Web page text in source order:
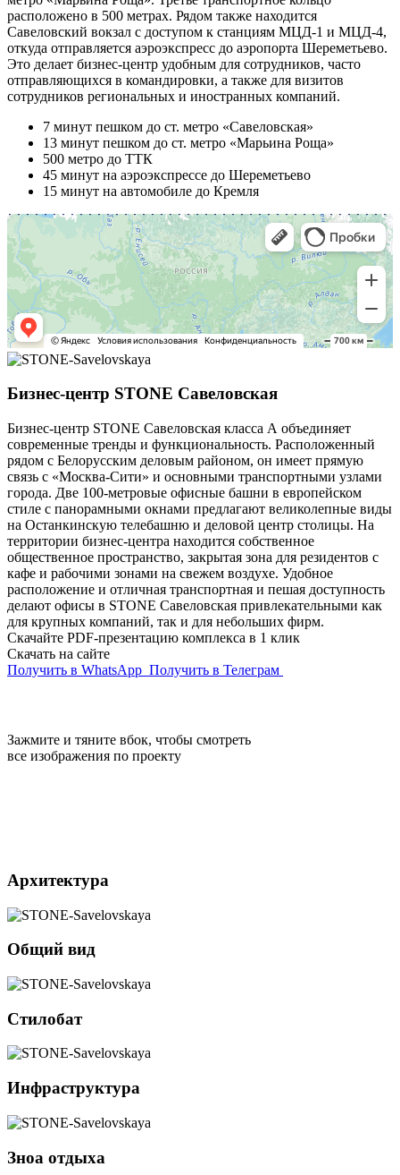
расположено в 500 метрах. Рядом также находится
Савеловский вокзал с доступом к станциям МЦД-1 и МЦД-4,
откуда отправляется аэроэкспресс до аэропорта Шереметьево.
Это делает бизнес-центр удобным для сотрудников, часто
отправляющихся в командировки, а также для визитов
сотрудников региональных и иностранных компаний.
7 минут пешком до ст. метро «Савеловская»
13 минут пешком до ст. метро «Марьина Роща»
500 метро до ТТК
45 минут на аэроэкспрессе до Шереметьево
15 минут на автомобиле до Кремля
Бизнес-центр STONE Савеловская
Бизнес-центр STONE Савеловская класса А объединяет
современные тренды и функциональность. Расположенный
рядом с Белорусским деловым районом, он имеет прямую
связь с «Москва-Сити» и основными транспортными узлами
города. Две 100-метровые офисные башни в европейском
стиле с панорамными окнами предлагают великолепные виды
на Останкинскую телебашню и деловой центр столицы. На
территории бизнес-центра находится собственное
общественное пространство, закрытая зона для резидентов с
кафе и рабочими зонами на свежем воздухе. Удобное
расположение и отличная транспортная и пешая доступность
делают офисы в STONE Савеловская привлекательными как
для крупных компаний, так и для небольших фирм.
Скачайте PDF-презентацию комплекса в 1 клик
Скачать на сайте
Получить в WhatsApp Получить в Телеграм
Зажмите и тяните вбок, чтобы смотреть
все изображения по проекту
Архитектура
Общий вид
Стилобат
Инфраструктура
Зноа отдыха